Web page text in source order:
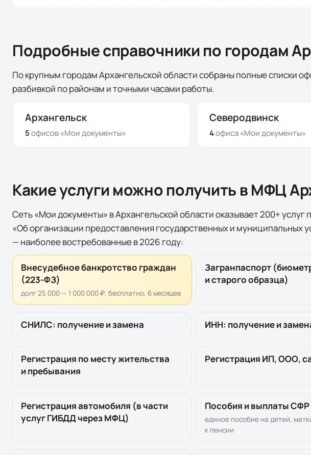
Подробные справочники по городам
По крупным городам Архангельской области собраны полные списки
разбивкой по районам и точными часами работы.
Архангельск
5офисов«Мои документы»
Северодвинск
4офиса«Мои документы»
Какие услуги можно получить в МФЦ
Сеть «Мои документы» вАрхангельской областиоказывает 200+ услуг
«Об организации предоставления государственных и муниципальных
— наиболее востребованные в 2026 году:
Внесудебное банкротство граждан
(223-ФЗ)
долг 25 000 — 1 000 000 ₽, бесплатно, 6 месяцев
Загранпаспорт
и старого образца)
СНИЛС: получение и замена ИНН: получение и
Регистрация по месту жительства
и пребывания
Регистрация ИП, ООО,
Регистрация автомобиля (в части
услуг ГИБДД через МФЦ)
Пособия и выплаты СФР
единое пособие на детей,
к пенсии